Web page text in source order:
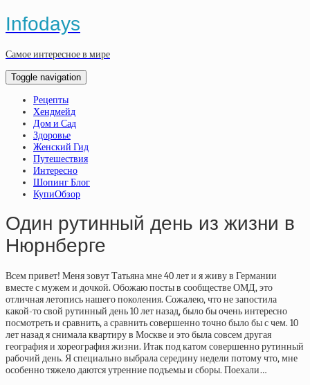
Infodays
Самое интересное в мире
Toggle navigation
Рецепты
Хендмейд
Дом и Сад
Здоровье
Женский Гид
Путешествия
Интересно
Шопинг Блог
КупиОбзор
Один рутинный день из жизни в
Нюрнберге
Всем привет! Меня зовут Татьяна мне 40 лет и я живу в Германии
вместе с мужем и дочкой. Обожаю посты в сообществе ОМД, это
отличная летопись нашего поколения. Сожалею, что не запостила
какой-то свой рутинный день 10 лет назад, было бы очень интересно
посмотреть и сравнить, а сравнить совершенно точно было бы с чем. 10
лет назад я снимала квартиру в Москве и это была совсем другая
география и хореография жизни. Итак под катом совершенно рутинный
рабочий день. Я специально выбрала середину недели потому что, мне
особенно тяжело даются утренние подъемы и сборы. Поехали…